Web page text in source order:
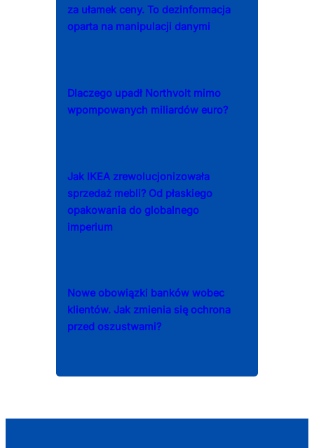
za ułamek ceny. To dezinformacja
oparta na manipulacji danymi
Dlaczego upadł Northvolt mimo
wpompowanych miliardów euro?
Jak IKEA zrewolucjonizowała
sprzedaż mebli? Od płaskiego
opakowania do globalnego
imperium
Nowe obowiązki banków wobec
klientów. Jak zmienia się ochrona
przed oszustwami?